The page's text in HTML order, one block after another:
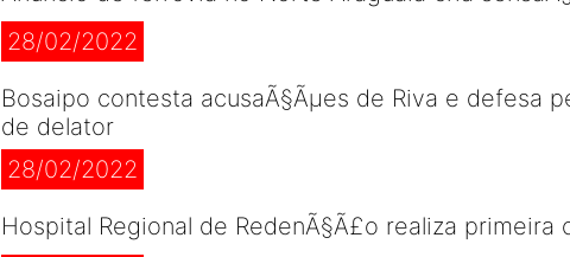
28/02/2022
Bosaipo contesta acusaÃ§Ãµes de Riva e defesa
de delator
28/02/2022
Hospital Regional de RedenÃ§Ã£o realiza